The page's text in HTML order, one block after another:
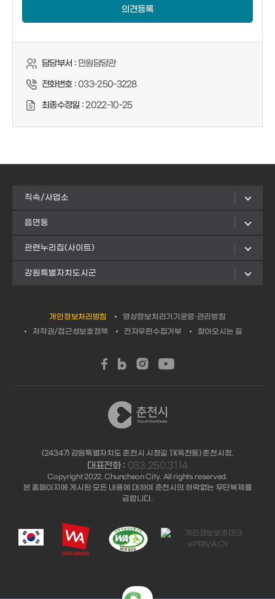
의견등록
담당부서 :민원담당관
전화번호 :033-250-3228
최종수정일 :2022-10-25
직속/사업소
읍면동
관련누리집(사이트)
강원특별자치도시군
개인정보처리방침
영상정보처리기기운영·관리방침
저작권/접근성보호정책
전자우편수집거부 찾아오시는 길
(24347) 강원특별자치도 춘천시 시청길 11(옥천동) 춘천시청.
대표전화 : 033.250.3114
Copyright 2022. Chuncheon City. All rights reserved.
본 홈페이지에 게시된 모든 내용에 대하여 춘천시의 허락없는 무단복제를
금합니다.